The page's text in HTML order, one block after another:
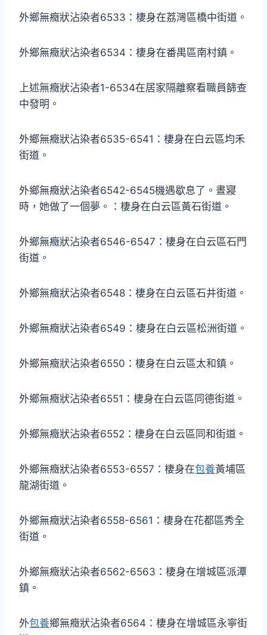
外鄉無癥狀沾染者6533：棲身在荔灣區橋中街道。
外鄉無癥狀沾染者6534：棲身在番禺區南村鎮。
上述無癥狀沾染者1-6534在居家隔離察看職員篩查
中發明。
外鄉無癥狀沾染者6535-6541：棲身在白云區均禾
街道。
外鄉無癥狀沾染者6542-6545機遇歇息了。晝寢
時，她做了一個夢。：棲身在白云區黃石街道。
外鄉無癥狀沾染者6546-6547：棲身在白云區石門
街道。
外鄉無癥狀沾染者6548：棲身在白云區石井街道。
外鄉無癥狀沾染者6549：棲身在白云區松洲街道。
外鄉無癥狀沾染者6550：棲身在白云區太和鎮。
外鄉無癥狀沾染者6551：棲身在白云區同德街道。
外鄉無癥狀沾染者6552：棲身在白云區同和街道。
外鄉無癥狀沾染者6553-6557：棲身在包養黃埔區
龍湖街道。
外鄉無癥狀沾染者6558-6561：棲身在花都區秀全
街道。
外鄉無癥狀沾染者6562-6563：棲身在增城區派潭
鎮。
外包養鄉無癥狀沾染者6564：棲身在增城區永寧街